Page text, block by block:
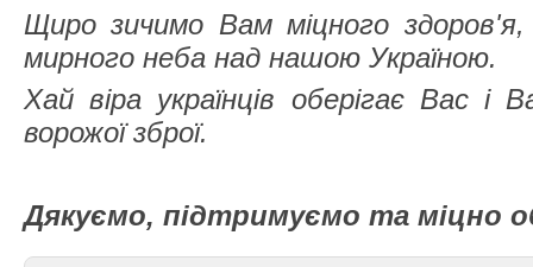
Щиро зичимо Вам міцного
мирного неба над нашою Україною.
Хай віра українців оберігає Вас і
ворожої зброї.
Дякуємо, підтримуємо та міцно